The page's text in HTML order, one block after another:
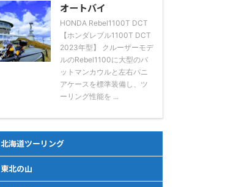
オートバイ
HONDA Rebel1100T DCT
【ホンダレブル1100T DCT
2023年型】 クルーザーモデ
ルのRebel1100に大型のバ
ットマンカウルと左右パニ
アケースを標準装備し、ツ
ーリング性能を ...
北海道ツーリング
東北の山